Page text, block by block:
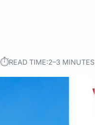
⏱︎READ TIME:2–3 MINUTES